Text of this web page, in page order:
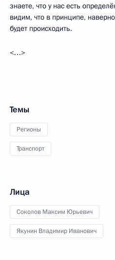
знаете, что у нас есть
видим, что в принципе,
будет происходить.
<…>
Темы
Регионы
Транспорт
Лица
Соколов Максим Юрьевич
Якунин Владимир Иванович